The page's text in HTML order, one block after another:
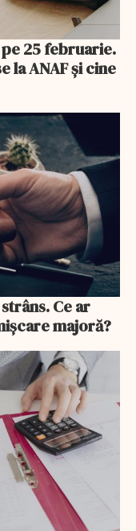
25 februarie.
la ANAF și cine
Ce ar
majoră?